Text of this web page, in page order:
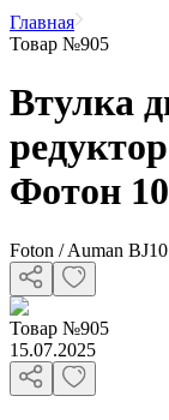
Главная
Товар №905
Втулка
Фотон
Foton / Auman
Товар №905
15.07.2025